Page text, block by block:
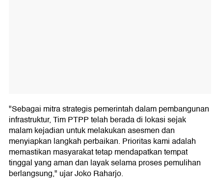
"Sebagai mitra strategis pemerintah dalam pembangunan
infrastruktur, Tim PTPP telah berada di lokasi sejak
malam kejadian untuk melakukan asesmen dan
menyiapkan langkah perbaikan. Prioritas kami adalah
memastikan masyarakat tetap mendapatkan tempat
tinggal yang aman dan layak selama proses pemulihan
berlangsung," ujar Joko Raharjo.